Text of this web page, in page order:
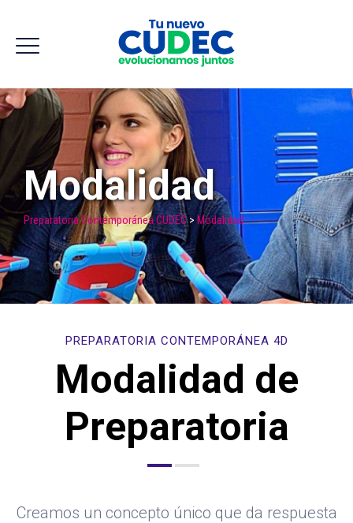
Modalidad
Preparatoria Contemporánea CUDEC> Modalidad
PREPARATORIA CONTEMPORÁNEA 4D
Modalidad de
Preparatoria
Creamos un concepto único que da respuesta